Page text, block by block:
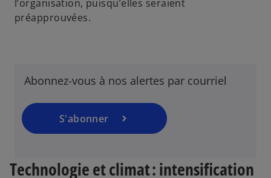
l’organisation, puisqu’elles seraient
préapprouvées.
Abonnez-vous à nos alertes par courriel
S'abonner
r
s
v
Technologie et climat : intensification